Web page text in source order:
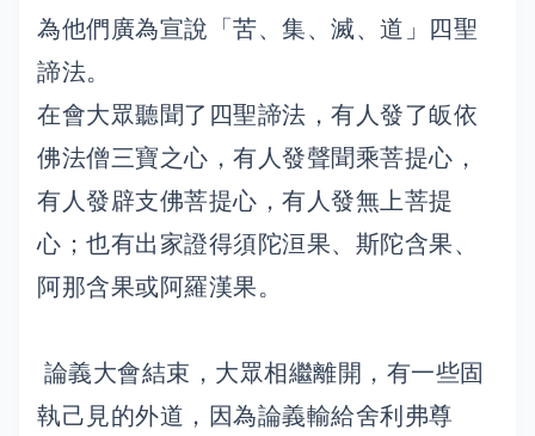
為他們廣為宣說「苦、集、滅、道」四聖
諦法。
在會大眾聽聞了四聖諦法，有人發了皈依
佛法僧三寶之心，有人發聲聞乘菩提心，
有人發辟支佛菩提心，有人發無上菩提
心；也有出家證得須陀洹果、斯陀含果、
阿那含果或阿羅漢果。
論義大會結束，大眾相繼離開，有一些固
執己見的外道，因為論義輸給舍利弗尊